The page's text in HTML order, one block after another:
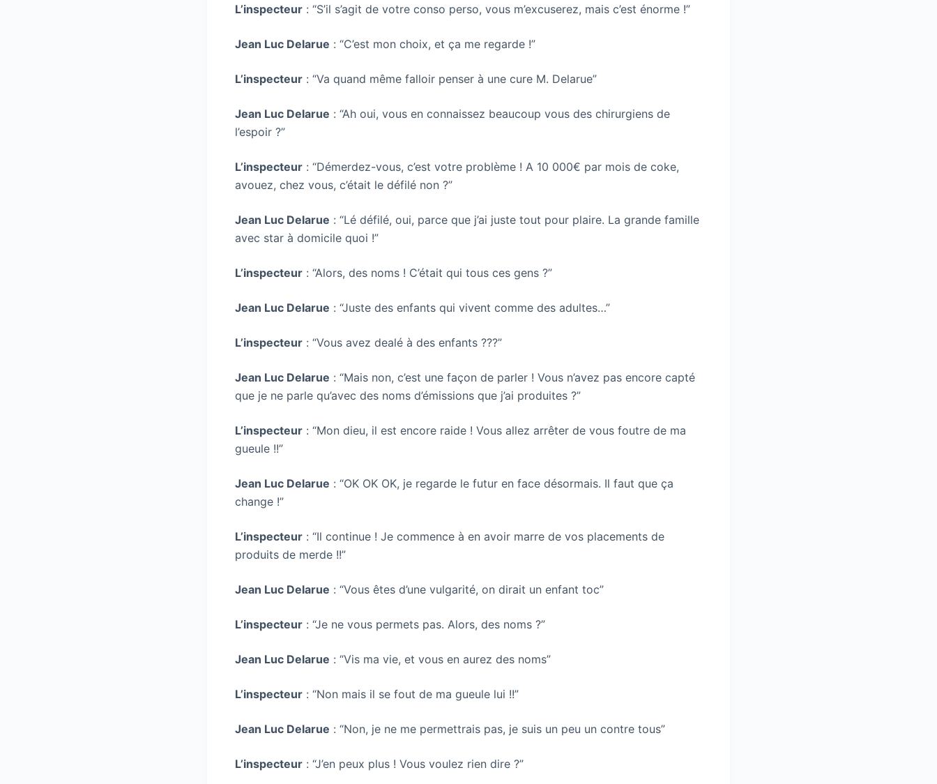
L’inspecteur : “S’il s’agit de votre conso perso, vous m’excuserez, mais c’est énorme !”
Jean Luc Delarue : “C’est mon choix, et ça me regarde !”
L’inspecteur : “Va quand même falloir penser à une cure M. Delarue”
Jean Luc Delarue : “Ah oui, vous en connaissez beaucoup vous des chirurgiens de
l’espoir ?”
L’inspecteur : “Démerdez-vous, c’est votre problème ! A 10 000€ par mois de coke,
avouez, chez vous, c’était le défilé non ?”
Jean Luc Delarue : “Lé défilé, oui, parce que j’ai juste tout pour plaire. La grande famille
avec star à domicile quoi !”
L’inspecteur : “Alors, des noms ! C’était qui tous ces gens ?”
Jean Luc Delarue : “Juste des enfants qui vivent comme des adultes…”
L’inspecteur : “Vous avez dealé à des enfants ???”
Jean Luc Delarue : “Mais non, c’est une façon de parler ! Vous n’avez pas encore capté
que je ne parle qu’avec des noms d’émissions que j’ai produites ?”
L’inspecteur : “Mon dieu, il est encore raide ! Vous allez arrêter de vous foutre de ma
gueule !!”
Jean Luc Delarue : “OK OK OK, je regarde le futur en face désormais. Il faut que ça
change !”
L’inspecteur : “Il continue ! Je commence à en avoir marre de vos placements de
produits de merde !!”
Jean Luc Delarue : “Vous êtes d’une vulgarité, on dirait un enfant toc”
L’inspecteur : “Je ne vous permets pas. Alors, des noms ?”
Jean Luc Delarue : “Vis ma vie, et vous en aurez des noms”
L’inspecteur : “Non mais il se fout de ma gueule lui !!”
Jean Luc Delarue : “Non, je ne me permettrais pas, je suis un peu un contre tous”
L’inspecteur : “J’en peux plus ! Vous voulez rien dire ?”